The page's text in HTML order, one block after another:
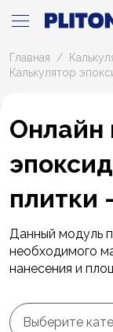
Главная
Калькулятор
Онлайн
плитки
Данный модуль
необходимого
нанесения и
Выберите